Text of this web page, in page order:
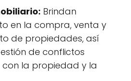
Brindan
en la compra, venta y
de propiedades, así
de conflictos
la propiedad y la